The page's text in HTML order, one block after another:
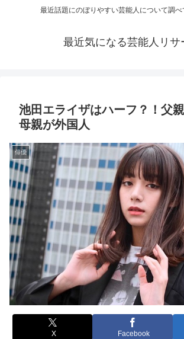
最近話題にのぼりやすい芸能人について調べ
最近気になる芸能人リサ
池田エライザはハーフ？！父
母親が外国人
俳優
X Facebook